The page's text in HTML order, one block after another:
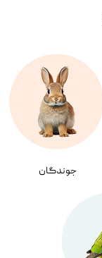
جوندگان